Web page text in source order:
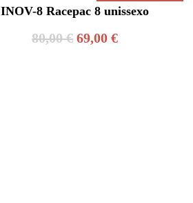
40,00 €.35,00 €.
INOV-8 Racepac 8 unissexo
80,00€ O
69,00€O